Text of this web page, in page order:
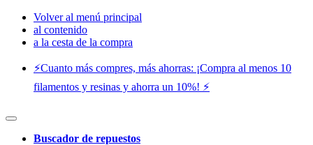
Volver al menú principal
al contenido
a la cesta de la compra
⚡️Cuanto más compres, más ahorras: ¡Compra al menos 10
filamentos y resinas y ahorra un 10%! ⚡️
Buscador de repuestos